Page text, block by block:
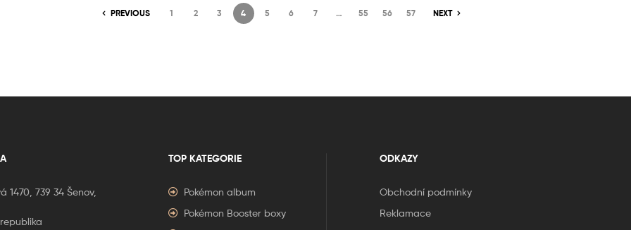
PREVIOUS 1 2 3 4 5 6 7 … 55 56 57 NEXT
1470, 739 34 Šenov,
TOP KATEGORIE
Pokémon album
Pokémon Booster boxy
ODKAZY
Obchodní podmínky
Reklamace